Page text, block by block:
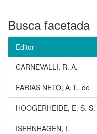
Busca facetada
Editor
CARNEVALLI, R. A.
FARIAS NETO, A. L. de
HOOGERHEIDE, E. S. S.
ISERNHAGEN, I.